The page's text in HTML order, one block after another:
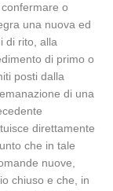
o
una nuova ed
di rito, alla
di primo o
posti dalla
di una
direttamente
che in tale
nuove,
chiuso e che, in